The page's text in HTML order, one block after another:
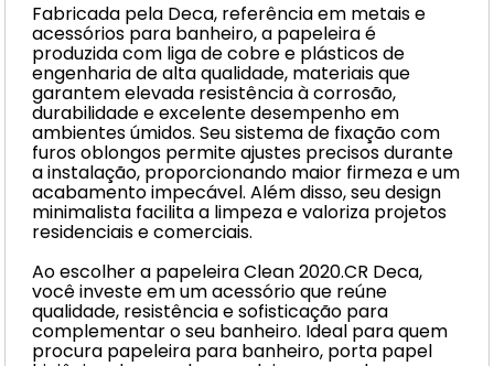
Fabricada pela Deca, referência em metais e
acessórios para banheiro, a papeleira é
produzida com liga de cobre e plásticos de
engenharia de alta qualidade, materiais que
garantem elevada resistência à corrosão,
durabilidade e excelente desempenho em
ambientes úmidos. Seu sistema de fixação com
furos oblongos permite ajustes precisos durante
a instalação, proporcionando maior firmeza e um
acabamento impecável. Além disso, seu design
minimalista facilita a limpeza e valoriza projetos
residenciais e comerciais.
Ao escolher a papeleira Clean 2020.CR Deca,
você investe em um acessório que reúne
qualidade, resistência e sofisticação para
complementar o seu banheiro. Ideal para quem
procura papeleira para banheiro, porta papel